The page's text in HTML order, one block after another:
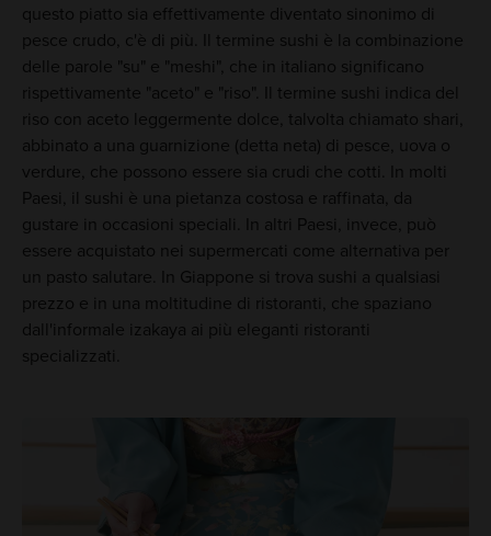
questo piatto sia effettivamente diventato sinonimo di
pesce crudo, c'è di più. Il termine sushi è la combinazione
delle parole "su" e "meshi", che in italiano significano
rispettivamente "aceto" e "riso". Il termine sushi indica del
riso con aceto leggermente dolce, talvolta chiamato shari,
abbinato a una guarnizione (detta neta) di pesce, uova o
verdure, che possono essere sia crudi che cotti. In molti
Paesi, il sushi è una pietanza costosa e raffinata, da
gustare in occasioni speciali. In altri Paesi, invece, può
essere acquistato nei supermercati come alternativa per
un pasto salutare. In Giappone si trova sushi a qualsiasi
prezzo e in una moltitudine di ristoranti, che spaziano
dall'informale izakaya ai più eleganti ristoranti
specializzati.